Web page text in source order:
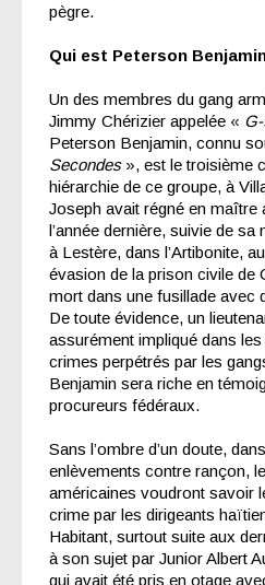
pègre.
Qui est Peterson
Un des membres du gang
Jimmy Chérizier appelée «
Peterson Benjamin, connu
Secondes», est le troisième
hiérarchie de ce groupe, à
Joseph avait régné en maître
l’année dernière, suivie de
à Lestère, dans l’Artibonite,
évasion de la prison civile de
mort dans une fusillade avec
De toute évidence, un
assurément impliqué dans les
crimes perpétrés par les
Benjamin sera riche en
procureurs fédéraux.
Sans l’ombre d’un doute,
enlèvements contre rançon,
américaines voudront savoir
crime par les dirigeants
Habitant, surtout suite aux
à son sujet par Junior Albert
qui avait été pris en otage